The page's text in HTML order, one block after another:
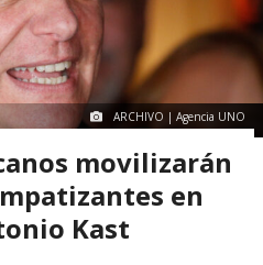
ARCHIVO | Agencia UNO
movilizarán
en
Kast